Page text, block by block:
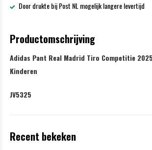
Door drukte bij Post NL mogelijk langere levertijd
Productomschrijving
Adidas Pant Real Madrid Tiro Competitie
Kinderen
JV5325
Recent bekeken